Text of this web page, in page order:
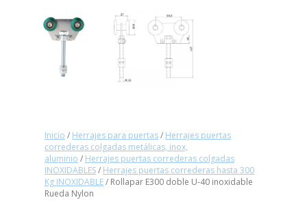
Inicio / Herrajes para puertas/ Herrajes puertas
correderas colgadas metálicas, inox,
aluminio / Herrajes puertas correderas colgadas
INOXIDABLES/ Herrajes puertas correderas hasta 300
Kg INOXIDABLE/ Rollapar E300 doble U-40 inoxidable
Rueda Nylon